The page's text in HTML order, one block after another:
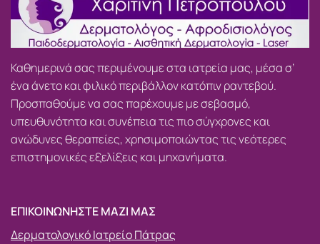
Καθημερινά σας περιμένουμε στα ιατρεία μας, μέσα σ’
ένα άνετο και φιλικό περιβάλλον κατόπιν ραντεβού.
Προσπαθούμε να σας παρέχουμε με σεβασμό,
υπευθυνότητα και συνέπεια τις πιο σύγχρονες και
ανώδυνες θεραπείες, χρησιμοποιώντας τις νεότερες
επιστημονικές εξελίξεις και μηχανήματα.
ΕΠΙΚΟΙΝΩΝΗΣΤΕ ΜΑΖΙ ΜΑΣ
Δερματολογικό Ιατρείο Πάτρας